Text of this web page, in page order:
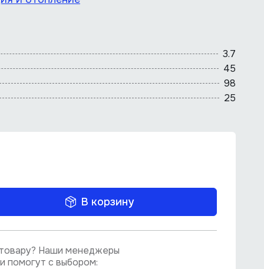
3.7
45
98
25
В корзину
Наши менеджеры
помогут с выбором: